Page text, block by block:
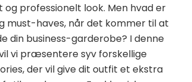
og professionelt look. Men hvad er
must-haves, når det kommer til at
din business-garderobe? I denne
vi præsentere syv forskellige
der vil give dit outfit et ekstra